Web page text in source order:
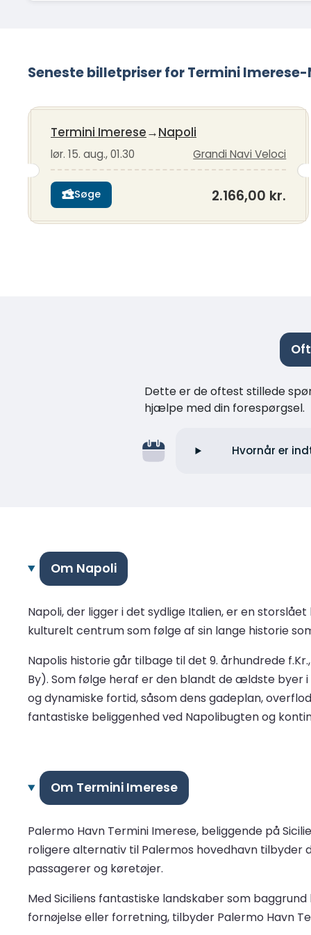
Seneste billetpriser for Termini
Termini Imerese→Napoli
lør. 15. aug., 01.30 Grandi Navi Veloci
Søge 2.166,00 kr.
Dette er de oftest stillede
hjælpe med din forespørgsel.
Hvornår er
Om Napoli
Napoli, der ligger i det sydlige Italien, er en
kulturelt centrum som følge af sin lange historie
Napolis historie går tilbage til det 9. århundrede
By). Som følge heraf er den blandt de ældste
og dynamiske fortid, såsom dens gadeplan,
fantastiske beliggenhed ved Napolibugten og
Om Termini Imerese
Palermo Havn Termini Imerese, beliggende på
roligere alternativ til Palermos hovedhavn
passagerer og køretøjer.
Med Siciliens fantastiske landskaber som
fornøjelse eller forretning, tilbyder Palermo Havn